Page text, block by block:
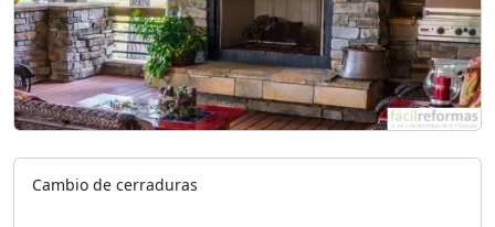
Cambio de cerraduras